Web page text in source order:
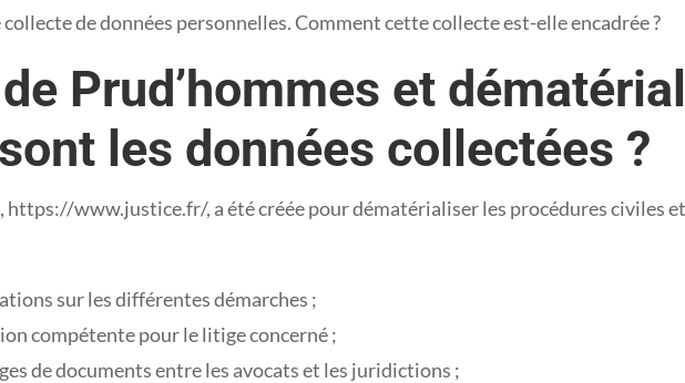
de données personnelles. Comment cette collecte est-elle encadrée ?
Prud’hommes et
les données collectées ?
www.justice.fr/, a été créée pour dématérialiser les procédures civiles
sur les différentes démarches ;
compétente pour le litige concerné ;
de documents entre les avocats et les juridictions ;